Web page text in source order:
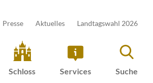
Presse Aktuelles Landtagswahl 2026
Schloss Services Suche